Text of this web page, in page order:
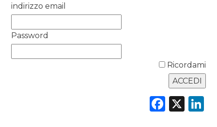
RICERCHE
PREVISIONI/SCENARI
NORMATIVE
indirizzo email
Password
Ricordami
X